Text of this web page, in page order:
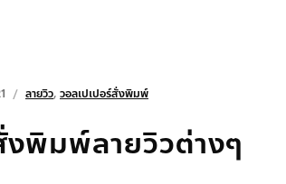
ลายวิว, วอลเปเปอร์สั่งพิมพ์
งพิมพ์ลายวิวต่างๆ